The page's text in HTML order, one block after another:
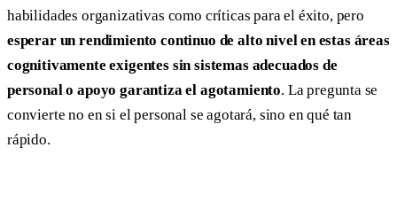
habilidades organizativas como críticas para el éxito, pero
esperar un rendimiento continuo de alto nivel en estas áreas
cognitivamente exigentes sin sistemas adecuados de
personal o apoyo garantiza el agotamiento. La pregunta se
convierte no en si el personal se agotará, sino en qué tan
rápido.